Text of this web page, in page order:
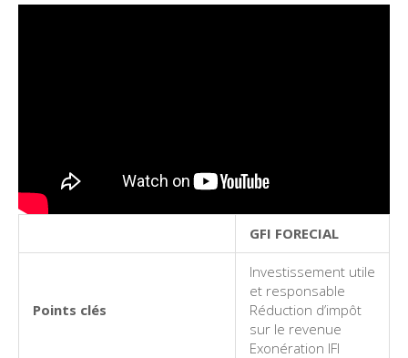
GFI FORECIAL
Points clés
Investissement utile
et responsable
Réduction d’impôt
sur le revenue
Exonération IFI